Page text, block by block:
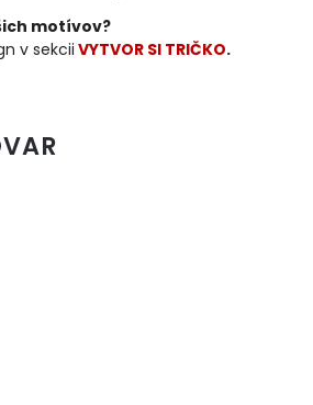
motívov?
v sekcii VYTVOR SI TRIČKO.